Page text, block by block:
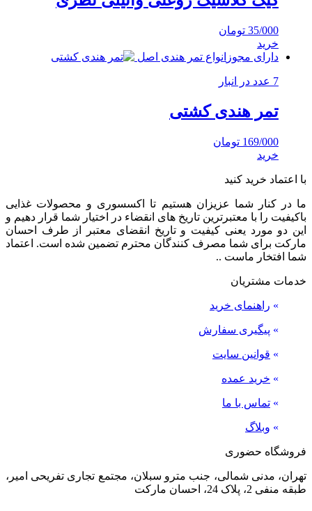
35/000 تومان
خرید
دارای مجوز انواع تمر هندی اصل
7 عدد در انبار
تمر هندی کشتی
169/000 تومان
خرید
با اعتماد خرید کنید
ما در کنار شما عزیزان هستیم تا اکسسوری و محصولات غذایی
باکیفیت را با معتبرترین تاریخ های انقضاء در اختیار شما قرار دهیم و
این دو مورد یعنی کیفیت و تاریخ انقضای معتبر از طرف احسان
مارکت برای شما مصرف کنندگان محترم تضمین شده است. اعتماد
شما افتخار ماست ..
خدمات مشتریان
» راهنمای خرید
» پیگیری سفارش
» قوانین سایت
» خرید عمده
» تماس با ما
» وبلاگ
فروشگاه حضوری
تهران، مدنی شمالی، جنب مترو سبلان، مجتمع تجاری تفریحی امیر،
طبقه منفی 2، پلاک 24، احسان مارکت